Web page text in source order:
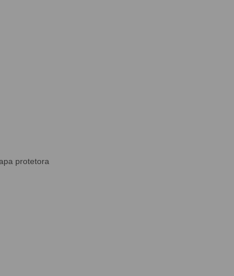
protetora